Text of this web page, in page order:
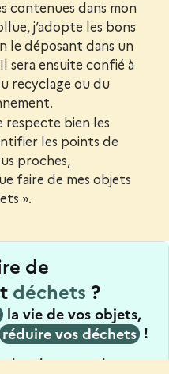
contenues dans mon
j’adopte les bons
le déposant dans un
sera ensuite confié à
recyclage ou du
respecte bien les
les points de
proches,
faire de mes objets
».